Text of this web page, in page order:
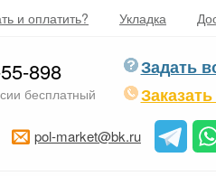
и оплатить? Укладка
898
бесплатный
Задать
pol-market@bk.ru